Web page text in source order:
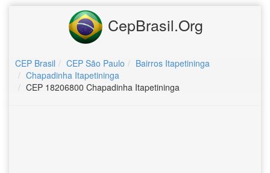
CepBrasil.Org
CEP Brasil CEP São Paulo
Bairros Itapetininga
Chapadinha Itapetininga
CEP 18206800 Chapadinha Itapetininga